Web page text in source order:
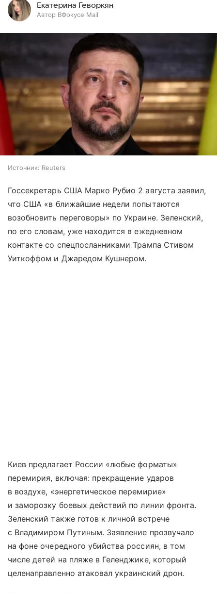
Екатерина Геворкян
Автор ВФокусе Mail
Источник: Reuters
Госсекретарь США Марко Рубио 2 августа заявил,
что США «в ближайшие недели попытаются
возобновить переговоры» по Украине. Зеленский,
по его словам, уже находится в ежедневном
контакте со спецпосланниками Трампа Стивом
Уиткоффом и Джаредом Кушнером.
Киев предлагает России «любые форматы»
перемирия, включая: прекращение ударов
в воздухе, «энергетическое перемирие»
и заморозку боевых действий по линии фронта.
Зеленский также готов к личной встрече
с Владимиром Путиным. Заявление прозвучало
на фоне очередного убийства россиян, в том
числе детей на пляже в Геленджике, который
целенаправленно атаковал украинский дрон.